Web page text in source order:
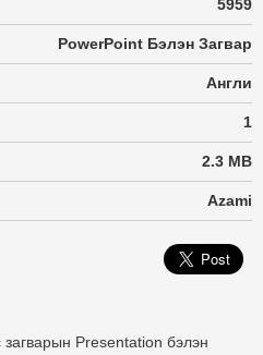
5959
PowerPoint Бэлэн Загвар
Англи
1
2.3 MB
Azami
Presentation бэлэн